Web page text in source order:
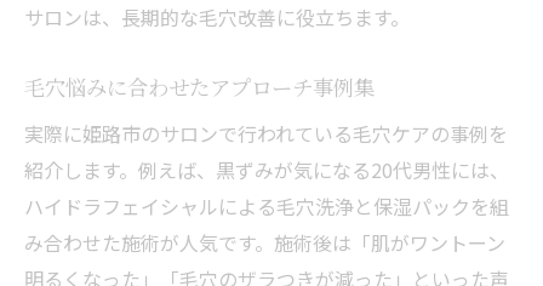
サロンは、長期的な毛穴改善に役立ちます。
毛穴悩みに合わせたアプローチ事例集
実際に姫路市のサロンで行われている毛穴ケアの事例を
紹介します。例えば、黒ずみが気になる20代男性には、
ハイドラフェイシャルによる毛穴洗浄と保湿パックを組
み合わせた施術が人気です。施術後は「肌がワントーン
明るくなった」「毛穴のザラつきが減った」といった声